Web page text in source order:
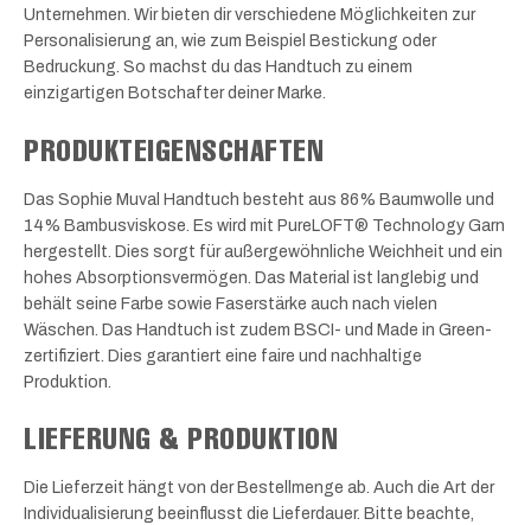
Unternehmen. Wir bieten dir verschiedene Möglichkeiten zur
Personalisierung an, wie zum Beispiel Bestickung oder
Bedruckung. So machst du das Handtuch zu einem
einzigartigen Botschafter deiner Marke.
PRODUKTEIGENSCHAFTEN
Das Sophie Muval Handtuch besteht aus 86% Baumwolle und
14% Bambusviskose. Es wird mit PureLOFT® Technology Garn
hergestellt. Dies sorgt für außergewöhnliche Weichheit und ein
hohes Absorptionsvermögen. Das Material ist langlebig und
behält seine Farbe sowie Faserstärke auch nach vielen
Wäschen. Das Handtuch ist zudem BSCI- und Made in Green-
zertifiziert. Dies garantiert eine faire und nachhaltige
Produktion.
LIEFERUNG & PRODUKTION
Die Lieferzeit hängt von der Bestellmenge ab. Auch die Art der
Individualisierung beeinflusst die Lieferdauer. Bitte beachte,